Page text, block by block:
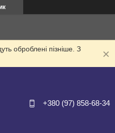
оброблені пізніше. З
+380 (97) 858-68-34